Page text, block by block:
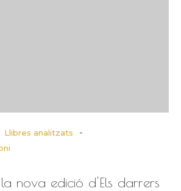
Llibres analitzats -
nova edició d'Els darrers